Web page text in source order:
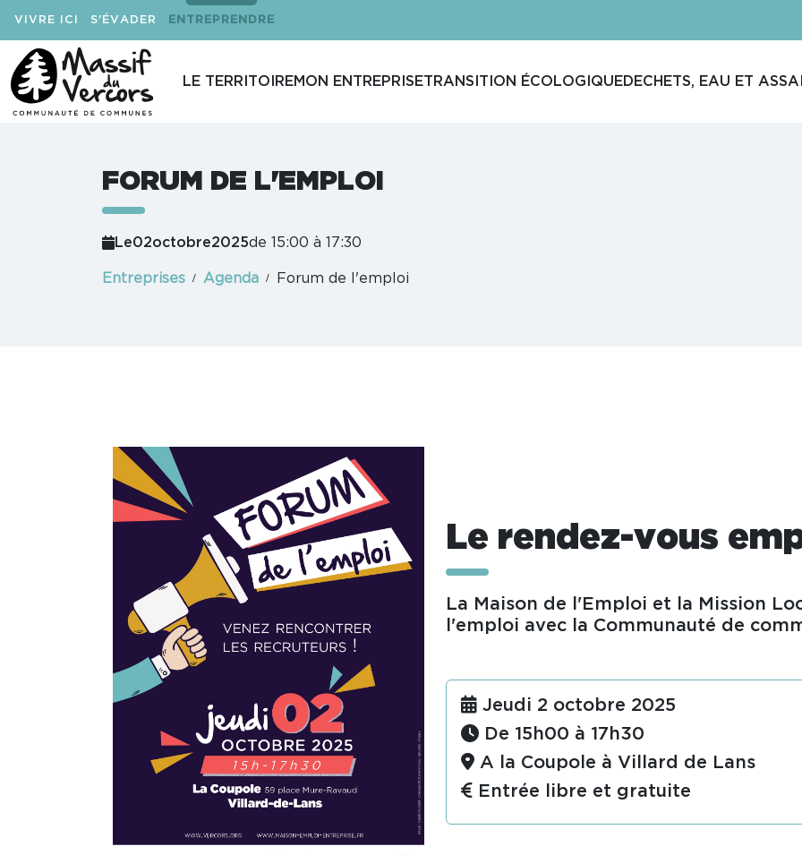
VIVRE ICI S'ÉVADER ENTREPRENDRE
LE TERRITOIREMON ENTREPRISETRANSITION ÉCOLOGIQUEDECHETS, EAU ET
FORUM DE L'EMPLOI
Le02octobre2025de 15:00 à 17:30
Entreprises Agenda Forum de l'emploi
Le rendez-vous
La Maison de l'Emploi et la Mission
l'emploi avec la Communauté de
Jeudi 2 octobre 2025
De 15h00 à 17h30
A la Coupole à Villard de Lans
Entrée libre et gratuite